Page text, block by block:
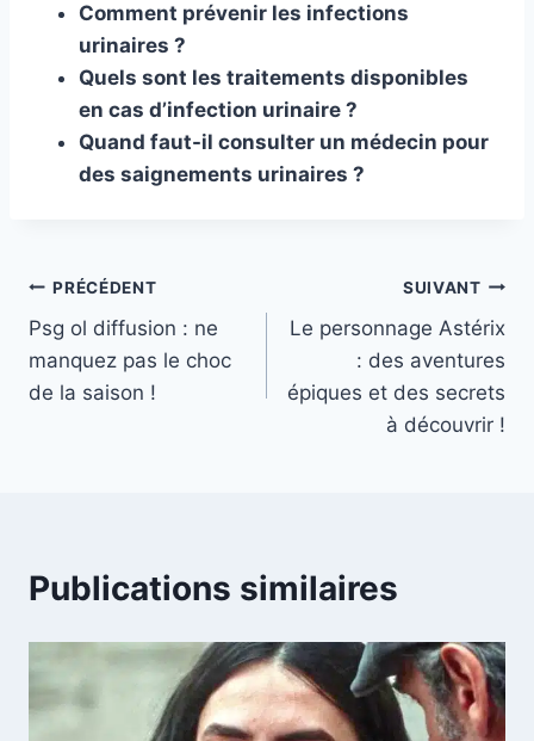
Comment prévenir les infections
urinaires ?
Quels sont les traitements disponibles
en cas d’infection urinaire ?
Quand faut-il consulter un médecin pour
des saignements urinaires ?
Navigation
de
l’article
PRÉCÉDENT
Psg ol diffusion : ne
manquez pas le choc
de la saison !
SUIVANT
Le personnage Astérix
: des aventures
épiques et des secrets
à découvrir !
Publications similaires